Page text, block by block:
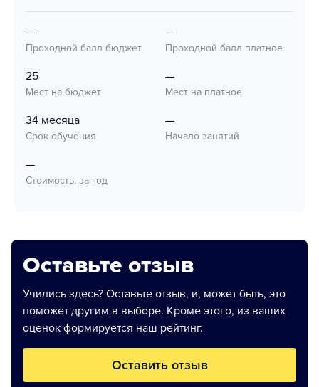
—
Проходной балл бюджет
—
Проходной балл платное
25
Мест на бюджет
—
Мест на платное
34 месяца
Срок обучения
—
Начало занятий
—
Стоимость, за год
Оставьте отзыв
Учились здесь? Оставьте отзыв, и, может быть, это
поможет другим в выборе. Кроме этого, из ваших
оценок формируется наш рейтинг.
Оставить отзыв